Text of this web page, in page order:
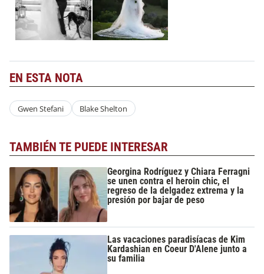
EN ESTA NOTA
Gwen Stefani Blake Shelton
TAMBIÉN TE PUEDE INTERESAR
Georgina Rodríguez y Chiara Ferragni
se unen contra el heroin chic, el
regreso de la delgadez extrema y la
presión por bajar de peso
Las vacaciones paradisíacas de Kim
Kardashian en Coeur D'Alene junto a
su familia